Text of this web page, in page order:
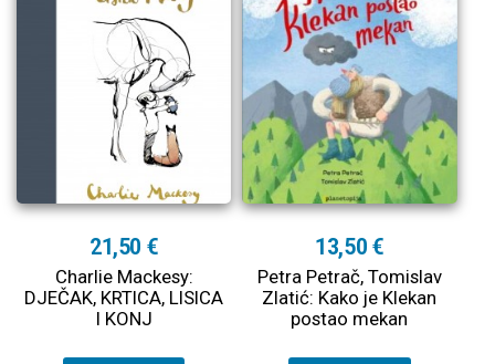
21,50 €
Charlie Mackesy:
DJEČAK, KRTICA, LISICA
I KONJ
13,50 €
Petra Petrač, Tomislav
Zlatić: Kako je Klekan
postao mekan